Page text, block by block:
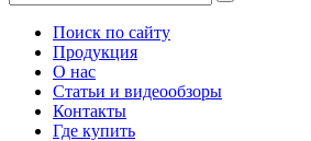
Поиск по сайту
Продукция
О нас
Статьи и видеообзоры
Контакты
Где купить